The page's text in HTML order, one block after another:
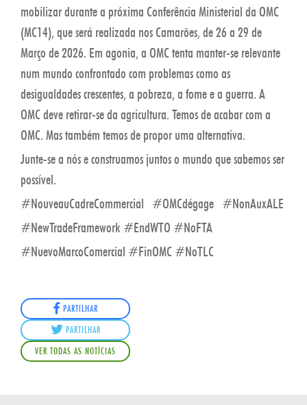
mobilizar durante a próxima Conferência Ministerial da OMC
(MC14), que será realizada nos Camarões, de 26 a 29 de
Março de 2026. Em agonia, a OMC tenta manter-se relevante
num mundo confrontado com problemas como as
desigualdades crescentes, a pobreza, a fome e a guerra. A
OMC deve retirar-se da agricultura. Temos de acabar com a
OMC. Mas também temos de propor uma alternativa.
Junte-se a nós e construamos juntos o mundo que sabemos ser
possível.
#NouveauCadreCommercial #OMCdégage #NonAuxALE
#NewTradeFramework #EndWTO #NoFTA
#NuevoMarcoComercial #FinOMC #NoTLC
PARTILHAR
PARTILHAR
VER TODAS AS NOTÍCIAS